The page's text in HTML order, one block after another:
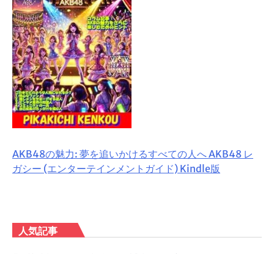
AKB48の魅力: 夢を追いかけるすべての人へ AKB48 レ
ガシー (エンターテインメントガイド) Kindle版
人気記事